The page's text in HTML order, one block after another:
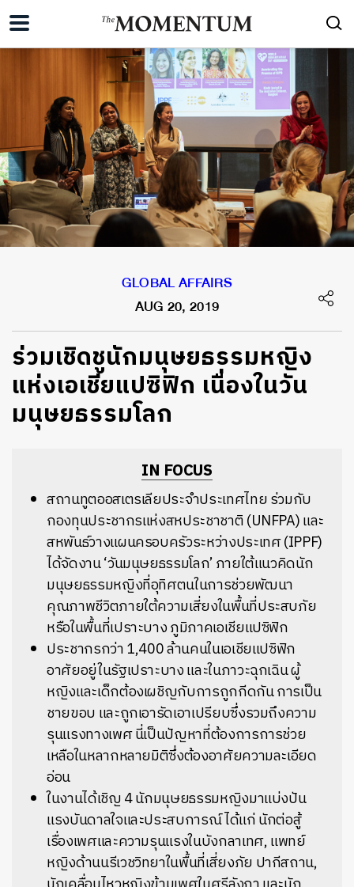
GLOBAL AFFAIRS
AUG 20, 2019
ร่วมเชิดชูนักมนุษยธรรมหญิง
แห่งเอเชียแปซิฟิก เนื่องในวัน
มนุษยธรรมโลก
IN FOCUS
สถานทูตออสเตรเลียประจำประเทศไทย ร่วมกับ
กองทุนประชากรแห่งสหประชาชาติ (UNFPA) และ
สหพันธ์วางแผนครอบครัวระหว่างประเทศ (IPPF)
ได้จัดงาน ‘วันมนุษยธรรมโลก’ ภายใต้แนวคิดนัก
มนุษยธรรมหญิงที่อุทิศตนในการช่วยพัฒนา
คุณภาพชีวิตภายใต้ความเสี่ยงในพื้นที่ประสบภัย
หรือในพื้นที่เปราะบาง ภูมิภาคเอเชียแปซิฟิก
ประชากรกว่า 1,400 ล้านคนในเอเชียแปซิฟิก
อาศัยอยู่ในรัฐเปราะบาง และในภาวะฉุกเฉิน ผู้
หญิงและเด็กต้องเผชิญกับการถูกกีดกัน การเป็น
ชายขอบ และถูกเอารัดเอาเปรียบซึ่งรวมถึงความ
รุนแรงทางเพศ นี่เป็นปัญหาที่ต้องการการช่วย
เหลือในหลากหลายมิติซึ่งต้องอาศัยความละเอียด
อ่อน
ในงานได้เชิญ 4 นักมนุษยธรรมหญิงมาแบ่งปัน
แรงบันดาลใจและประสบการณ์ ได้แก่ นักต่อสู้
เรื่องเพศและความรุนแรงในบังกลาเทศ, แพทย์
หญิงด้านนรีเวชวิทยาในพื้นที่เสี่ยงภัย ปากีสถาน,